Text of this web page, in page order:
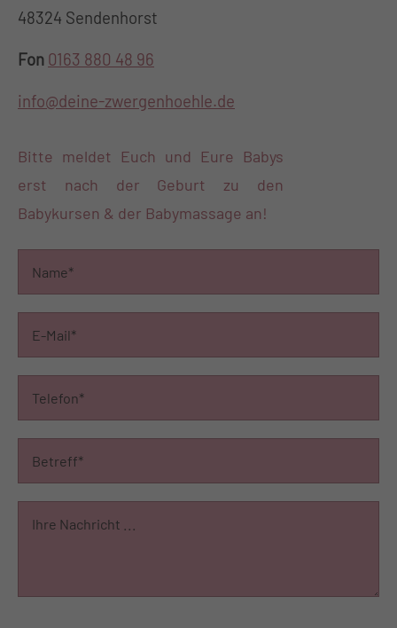
48324 Sendenhorst
Fon 0163 880 48 96
info@deine-zwergenhoehle.de
Bitte meldet Euch und Eure Babys
erst nach der Geburt zu den
Babykursen & der Babymassage an!